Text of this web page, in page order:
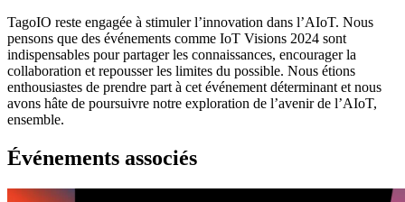
TagoIO reste engagée à stimuler l’innovation dans l’AIoT. Nous
pensons que des événements comme IoT Visions 2024 sont
indispensables pour partager les connaissances, encourager la
collaboration et repousser les limites du possible. Nous étions
enthousiastes de prendre part à cet événement déterminant et nous
avons hâte de poursuivre notre exploration de l’avenir de l’AIoT,
ensemble.
Événements associés